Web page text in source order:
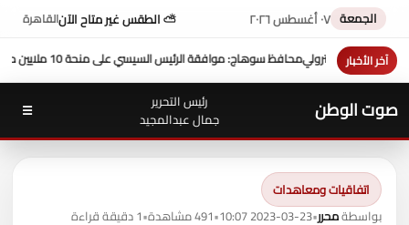
الجمعة ٠٧ أغسطس ٢٠٢٦ ⛅ الطقس غير متاح الآنالقاهرة
آخر الأخبار
بمشاركة محافظ سوهاج في تعزز التنمية بالمحافظة
صوت الوطن
رئيس التحرير
جمال عبدالمجيد
☰
اتفاقيات ومعاهدات
بواسطةمحرر•
2023-03-23 10:07
•491 مشاهدة •1 دقيقة قراءة